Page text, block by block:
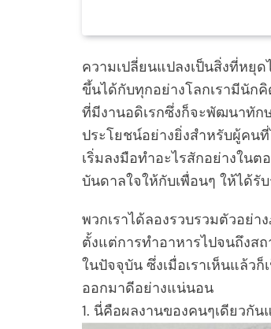
ความเปลี่ยนแปลงเป็นสิ่งที่หยุด
ขึ้นได้กับทุกอย่างโลกเรามีนัก
ที่มีงานอดิเรกซึ่งก็จะพัฒนาทักษ
ประโยชน์อย่างยิ่งสำหรับผู้คน
เริ่มลงมือทำอะไรสักอย่างในต
บันดาลใจให้กับเพื่อนๆ ให้ได้รั
พวกเราได้ลองรวบรวมตัวอย่
ตั้งแต่การทำอาหารไปจนถึงส
ในปัจจุบัน ซึ่งเมื่อเราเห็นแล้ว
ออกมาดีอย่างแน่นอน
1. นี่คือผลงานของคนๆเดียวกัน